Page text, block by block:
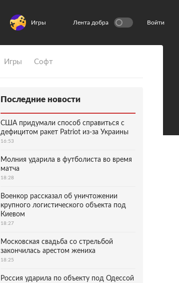
Игры Лента добра Войти
Игры Софт
Последние новости
США придумали способ справиться с
дефицитом ракет Patriot из-за Украины
16:53
Молния ударила в футболиста во время
матча
18:28
Военкор рассказал об уничтожении
крупного логистического объекта под
Киевом
18:27
Московская свадьба со стрельбой
закончилась арестом жениха
18:25
Россия ударила по объекту под Одессой